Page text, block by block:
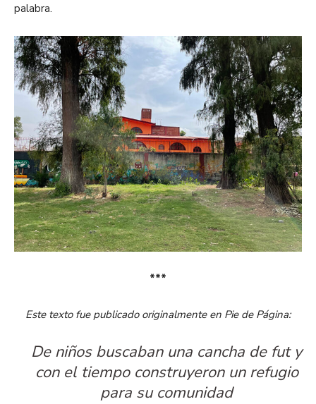
palabra.
***
Este texto fue publicado originalmente en Pie de Página:
De niños buscaban una cancha de fut y
con el tiempo construyeron un refugio
para su comunidad